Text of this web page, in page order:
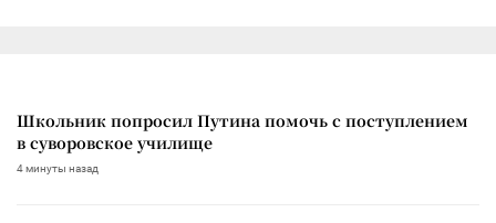
Школьник попросил Путина помочь с поступлением
в суворовское училище
4 минуты назад